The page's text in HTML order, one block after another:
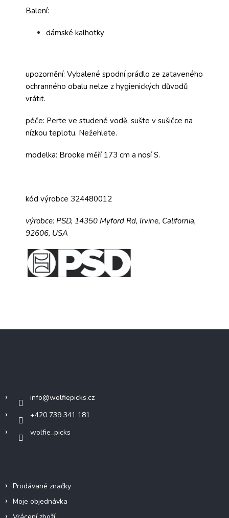
Balení:
dámské kalhotky
upozornění: Vybalené spodní prádlo ze zataveného
ochranného obalu nelze z hygienických důvodů
vrátit.
péče: Perte ve studené vodě, sušte v sušičce na
nízkou teplotu. Nežehlete.
modelka: Brooke měří 173 cm a nosí S.
kód výrobce 324480012
výrobce: PSD, 14350 Myford Rd, Irvine, California,
92606, USA
info@wolfiepicks.cz
+420 739 341 181
wolfie_picks
Prodávané značky
Moje objednávka